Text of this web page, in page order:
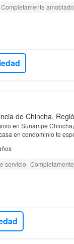
Completamente amoblado
de Chincha,
en Sunampe
en condominio te
servicio